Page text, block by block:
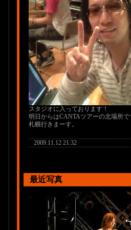
スタジオに入っております！
明日からはCANTAツアーの北場所で
札幌行きまーす。
2009.11.12 21:32
最近写真